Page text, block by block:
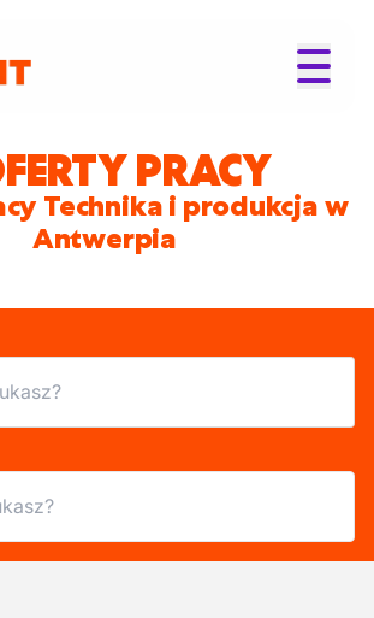
PRACY
Technika i produkcja w
Antwerpia